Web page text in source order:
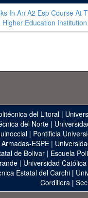
In An A2 Esp Course At
Education Institution
del Litoral |
del Norte|
| Pontificia
ESPE |
de Bolivar| Escuela
| Universidad
Estatal del Carchi |
Cordillera|